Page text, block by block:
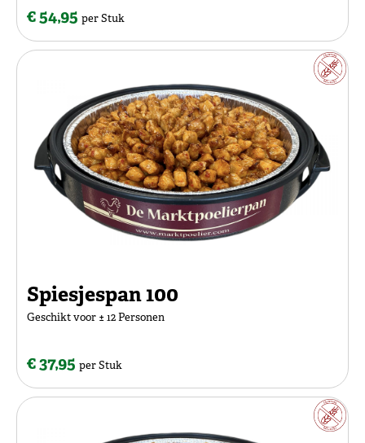
€ 54,95 per Stuk
Spiesjespan 100
Geschikt voor ± 12 Personen
€ 37,95 per Stuk